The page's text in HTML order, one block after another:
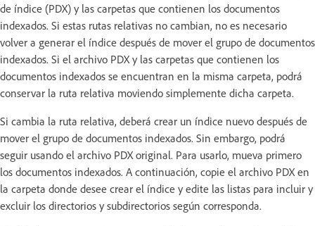
de índice (PDX) y las carpetas que contienen los documentos
indexados. Si estas rutas relativas no cambian, no es necesario
volver a generar el índice después de mover el grupo de documentos
indexados. Si el archivo PDX y las carpetas que contienen los
documentos indexados se encuentran en la misma carpeta, podrá
conservar la ruta relativa moviendo simplemente dicha carpeta.
Si cambia la ruta relativa, deberá crear un índice nuevo después de
mover el grupo de documentos indexados. Sin embargo, podrá
seguir usando el archivo PDX original. Para usarlo, mueva primero
los documentos indexados. A continuación, copie el archivo PDX en
la carpeta donde desee crear el índice y edite las listas para incluir y
excluir los directorios y subdirectorios según corresponda.